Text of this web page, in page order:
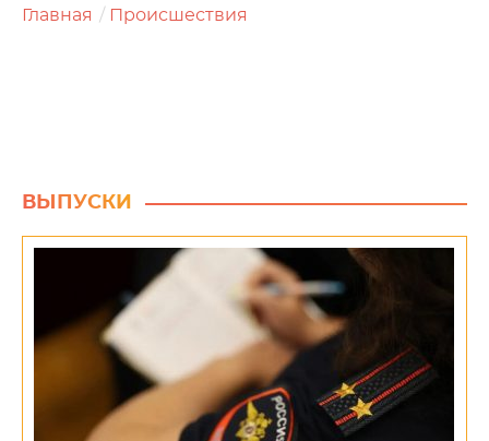
Главная Происшествия
ВЫПУСКИ